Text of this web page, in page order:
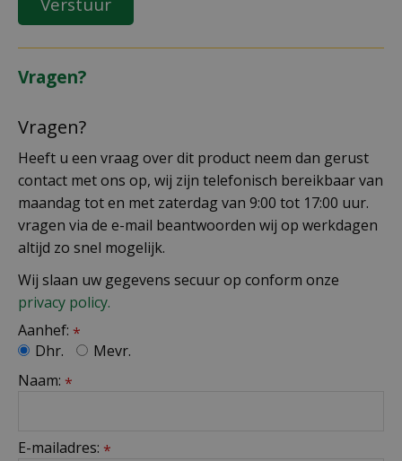
Vragen?
Vragen?
Heeft u een vraag over dit product neem dan gerust
contact met ons op, wij zijn telefonisch bereikbaar van
maandag tot en met zaterdag van 9:00 tot 17:00 uur.
vragen via de e-mail beantwoorden wij op werkdagen
altijd zo snel mogelijk.
Wij slaan uw gegevens secuur op conform onze
privacy policy.
Aanhef: *
Dhr.
Mevr.
Naam: *
E-mailadres: *